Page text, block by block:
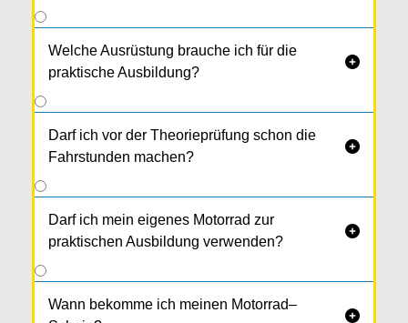
Du startest mit derGrundschulungin unserem
Ausbildungszentrum inNeufelden.
Anschließend gibt es Ausfahrten im
Welche Ausrüstung brauche ich für die
praktische Ausbildung?

Darf ich vor der Theorieprüfung schon die
Fahrstunden machen?

Darf ich mein eigenes Motorrad zur
praktischen Ausbildung verwenden?

Wann bekomme ich meinen Motorrad–
